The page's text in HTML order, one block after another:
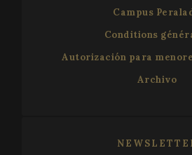
Campus
Conditions
Autorización para
Archivo